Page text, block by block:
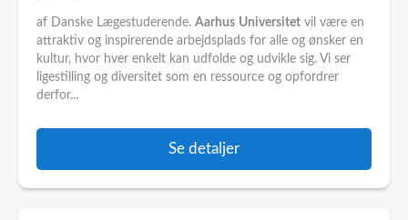
af Danske Lægestuderende. Aarhus Universitet vil være en
attraktiv og inspirerende arbejdsplads for alle og ønsker en
kultur, hvor hver enkelt kan udfolde og udvikle sig. Vi ser
ligestilling og diversitet som en ressource og opfordrer
derfor...
Se detaljer